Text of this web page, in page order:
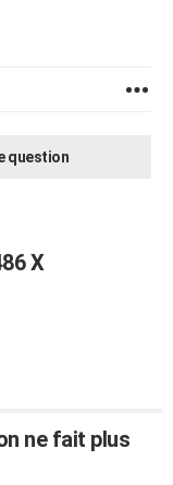
question
X
ne fait plus